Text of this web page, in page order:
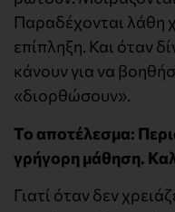
Παραδέχονται λάθη
επίπληξη. Και όταν
κάνουν για να
«διορθώσουν».
Το αποτέλεσμα:
γρήγορη μάθηση.
Γιατί όταν δεν